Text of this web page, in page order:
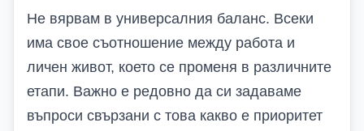
Не вярвам в универсалния баланс. Всеки
има свое съотношение между работа и
личен живот, което се променя в различните
етапи. Важно е редовно да си задаваме
въпроси свързани с това какво е приоритет